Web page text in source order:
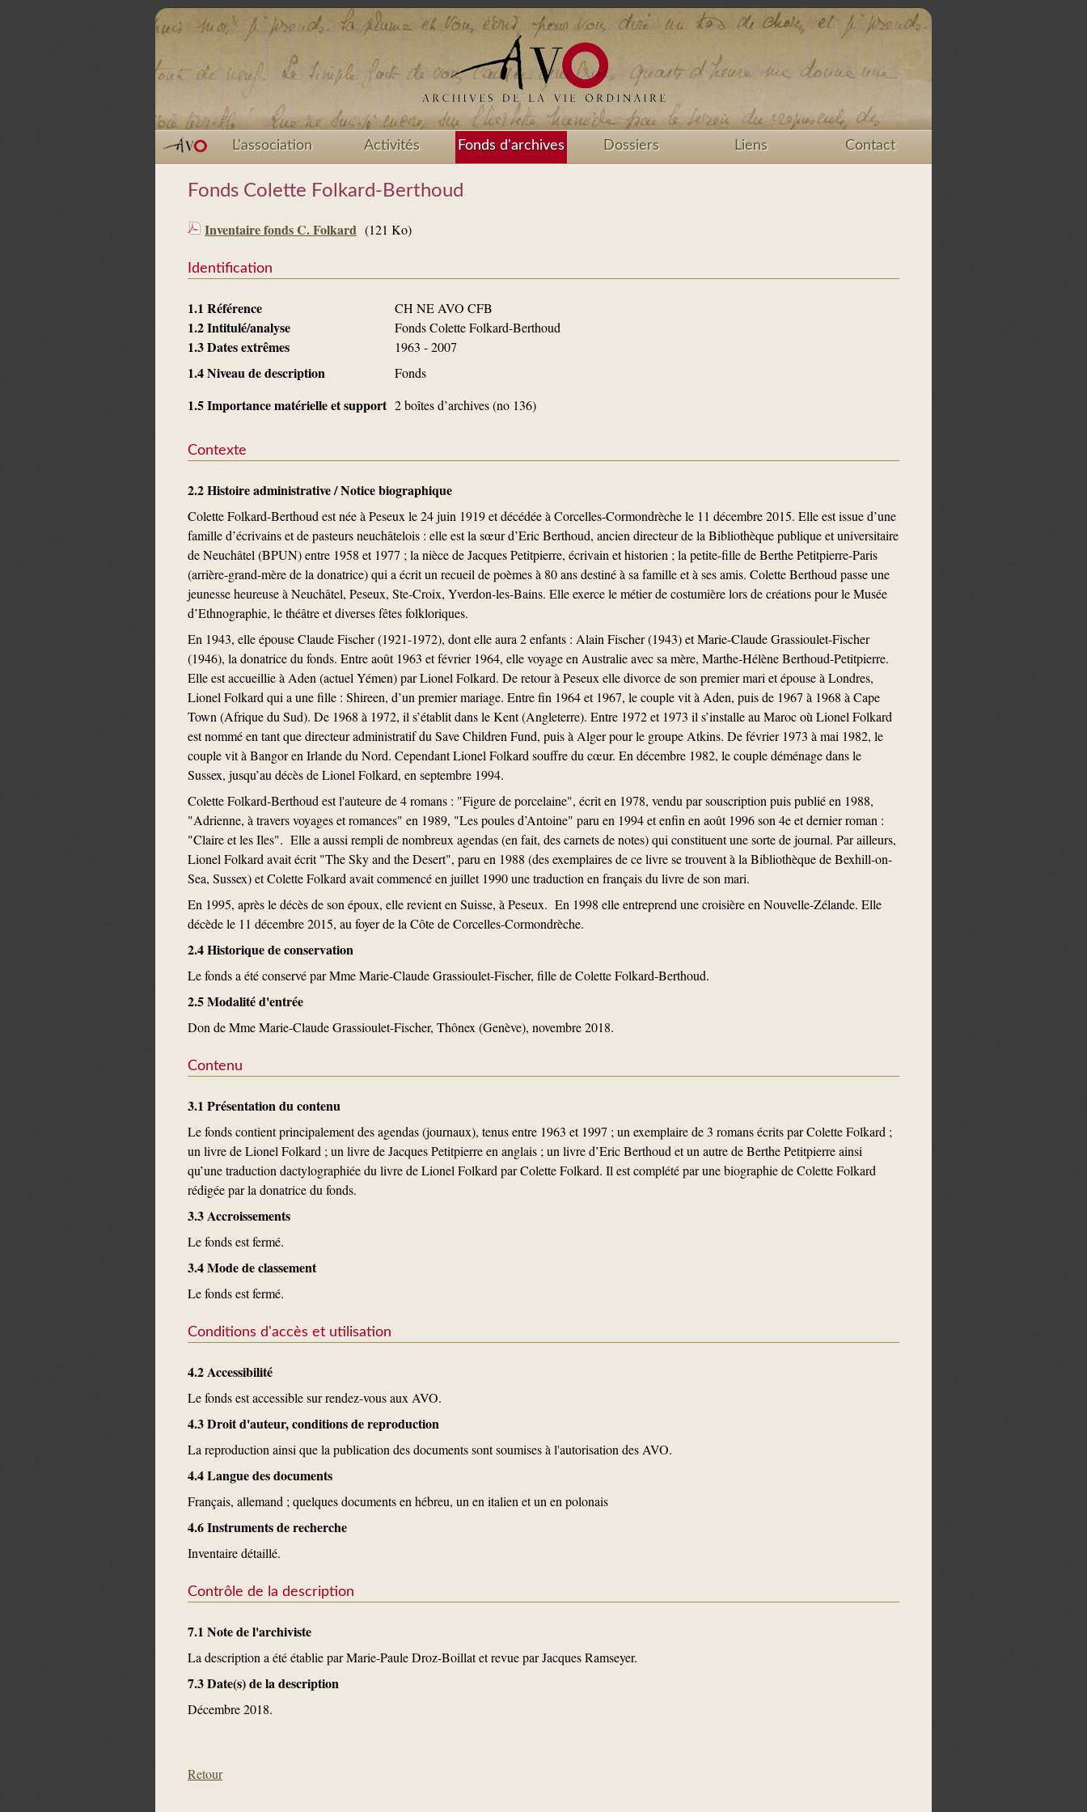
L'association Activités Fonds d'archives Dossiers Liens Contact
Fonds Colette Folkard-Berthoud
Inventaire fonds C. Folkard (121 Ko)
Identification
1.1 Référence CH NE AVO CFB
1.2 Intitulé/analyse Fonds Colette Folkard-Berthoud
1.3 Dates extrêmes 1963 - 2007
1.4 Niveau de description Fonds
1.5 Importance matérielle et support 2 boîtes d’archives (no 136)
Contexte
2.2 Histoire administrative / Notice biographique
Colette Folkard-Berthoud est née à Peseux le 24 juin 1919 et décédée à Corcelles-Cormondrèche le 11 décembre 2015. Elle est issue d’une
famille d’écrivains et de pasteurs neuchâtelois : elle est la sœur d’Eric Berthoud, ancien directeur de la Bibliothèque publique et universitaire
de Neuchâtel (BPUN) entre 1958 et 1977 ; la nièce de Jacques Petitpierre, écrivain et historien ; la petite-fille de Berthe Petitpierre-Paris
(arrière-grand-mère de la donatrice) qui a écrit un recueil de poèmes à 80 ans destiné à sa famille et à ses amis. Colette Berthoud passe une
jeunesse heureuse à Neuchâtel, Peseux, Ste-Croix, Yverdon-les-Bains. Elle exerce le métier de costumière lors de créations pour le Musée
d’Ethnographie, le théâtre et diverses fêtes folkloriques.
En 1943, elle épouse Claude Fischer (1921-1972), dont elle aura 2 enfants : Alain Fischer (1943) et Marie-Claude Grassioulet-Fischer
(1946), la donatrice du fonds. Entre août 1963 et février 1964, elle voyage en Australie avec sa mère, Marthe-Hélène Berthoud-Petitpierre.
Elle est accueillie à Aden (actuel Yémen) par Lionel Folkard. De retour à Peseux elle divorce de son premier mari et épouse à Londres,
Lionel Folkard qui a une fille : Shireen, d’un premier mariage. Entre fin 1964 et 1967, le couple vit à Aden, puis de 1967 à 1968 à Cape
Town (Afrique du Sud). De 1968 à 1972, il s’établit dans le Kent (Angleterre). Entre 1972 et 1973 il s’installe au Maroc où Lionel Folkard
est nommé en tant que directeur administratif du Save Children Fund, puis à Alger pour le groupe Atkins. De février 1973 à mai 1982, le
couple vit à Bangor en Irlande du Nord. Cependant Lionel Folkard souffre du cœur. En décembre 1982, le couple déménage dans le
Sussex, jusqu’au décès de Lionel Folkard, en septembre 1994.
Colette Folkard-Berthoud est l'auteure de 4 romans : "Figure de porcelaine", écrit en 1978, vendu par souscription puis publié en 1988,
"Adrienne, à travers voyages et romances" en 1989, "Les poules d’Antoine" paru en 1994 et enfin en août 1996 son 4e et dernier roman :
"Claire et les Iles". Elle a aussi rempli de nombreux agendas (en fait, des carnets de notes) qui constituent une sorte de journal. Par ailleurs,
Lionel Folkard avait écrit "The Sky and the Desert", paru en 1988 (des exemplaires de ce livre se trouvent à la Bibliothèque de Bexhill-on-
Sea, Sussex) et Colette Folkard avait commencé en juillet 1990 une traduction en français du livre de son mari.
En 1995, après le décès de son époux, elle revient en Suisse, à Peseux. En 1998 elle entreprend une croisière en Nouvelle-Zélande. Elle
décède le 11 décembre 2015, au foyer de la Côte de Corcelles-Cormondrèche.
2.4 Historique de conservation
Le fonds a été conservé par Mme Marie-Claude Grassioulet-Fischer, fille de Colette Folkard-Berthoud.
2.5 Modalité d'entrée
Don de Mme Marie-Claude Grassioulet-Fischer, Thônex (Genève), novembre 2018.
Contenu
3.1 Présentation du contenu
Le fonds contient principalement des agendas (journaux), tenus entre 1963 et 1997 ; un exemplaire de 3 romans écrits par Colette Folkard ;
un livre de Lionel Folkard ; un livre de Jacques Petitpierre en anglais ; un livre d’Eric Berthoud et un autre de Berthe Petitpierre ainsi
qu’une traduction dactylographiée du livre de Lionel Folkard par Colette Folkard. Il est complété par une biographie de Colette Folkard
rédigée par la donatrice du fonds.
3.3 Accroissements
Le fonds est fermé.
3.4 Mode de classement
Le fonds est fermé.
Conditions d'accès et utilisation
4.2 Accessibilité
Le fonds est accessible sur rendez-vous aux AVO.
4.3 Droit d'auteur, conditions de reproduction
La reproduction ainsi que la publication des documents sont soumises à l'autorisation des AVO.
4.4 Langue des documents
Français, allemand ; quelques documents en hébreu, un en italien et un en polonais
4.6 Instruments de recherche
Inventaire détaillé.
Contrôle de la description
7.1 Note de l'archiviste
La description a été établie par Marie-Paule Droz-Boillat et revue par Jacques Ramseyer.
7.3 Date(s) de la description
Décembre 2018.
Retour